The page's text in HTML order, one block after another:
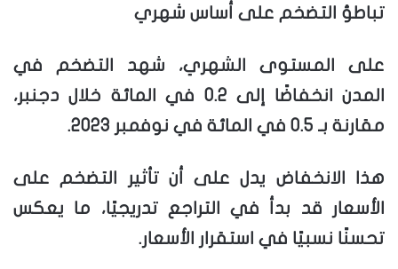
تباطؤ التضخم على أساس شهري
على المستوى الشهري، شهد التضخم في
المدن انخفاضًا إلى 0.2 في المائة خلال دجنبر،
مقارنة بـ 0.5 في المائة في نوفمبر 2023.
هذا الانخفاض يدل على أن تأثير التضخم على
الأسعار قد بدأ في التراجع تدريجيًا، ما يعكس
تحسنًا نسبيًا في استقرار الأسعار.